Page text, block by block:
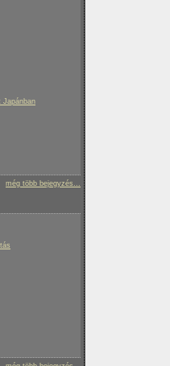
Japánban
még több bejegyzés...